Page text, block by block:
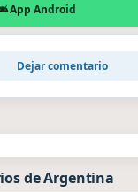
App Android
Dejar comentario
de Argentina